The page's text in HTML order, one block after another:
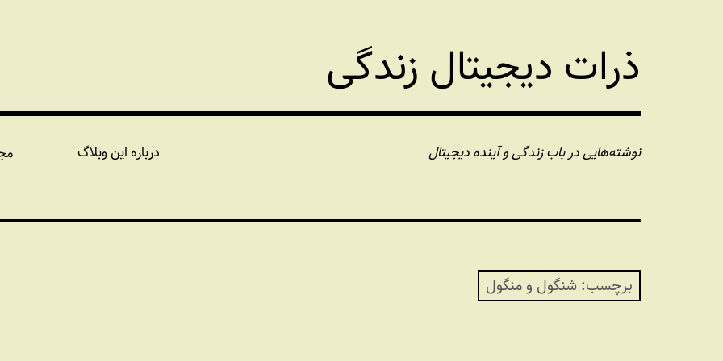
ذرات دیجیتال زندگی
نوشته‌هایی در باب زندگی و آینده دیجیتال درباره این وبلاگ
برچسب:شنگول و منگول